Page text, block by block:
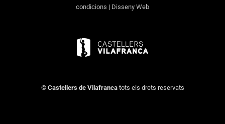
condicions | Disseny Web
© Castellers de Vilafrancatots els drets reservats